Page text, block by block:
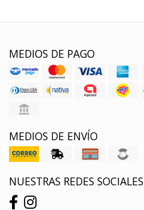
MEDIOS DE PAGO
MEDIOS DE ENVÍO
NUESTRAS REDES SOCIALES